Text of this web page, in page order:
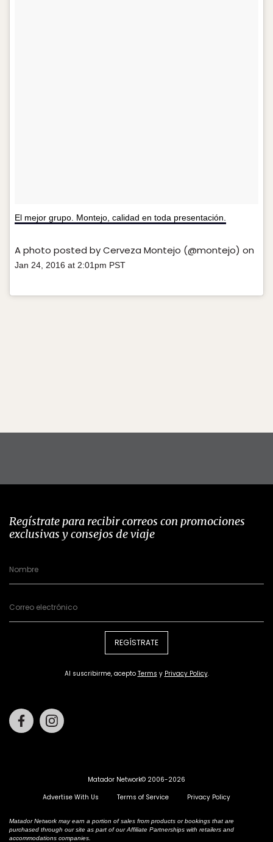
El mejor grupo. Montejo, calidad en toda presentación.
A photo posted by Cerveza Montejo (@montejo) on
Jan 24, 2016 at 2:01pm PST
Regístrate para recibir correos con promociones
exclusivas y consejos de viaje
REGÍSTRATE
Al suscribirme, acepto Terms y Privacy Policy.
Facebook
Matador Network© 2006-2026
Advertise With Us
Terms of Service Privacy Policy
Matador Network may earn a portion of sales from products or bookings that are
purchased through our site as part of our Affiliate Partnerships with retailers and
accommodations companies.